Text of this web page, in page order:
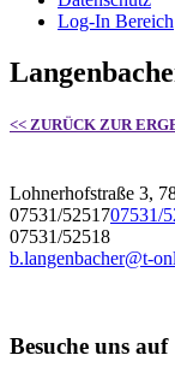
Log-In Bereich
<< ZURÜCK ZUR
Lohnerhofstraße 3,
07531/5251707531/
07531/52518
b.langenbacher@t-
Besuche uns auf